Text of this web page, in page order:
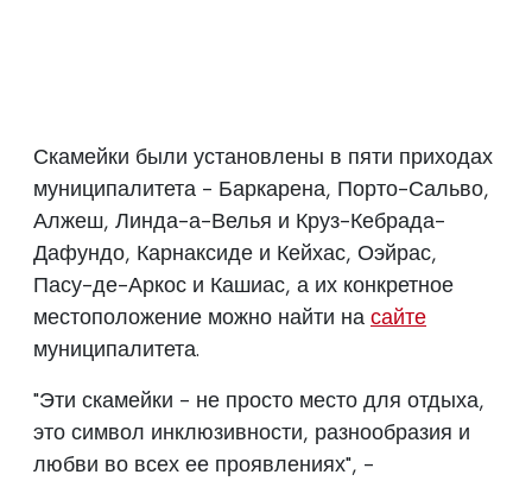
Скамейки были установлены в пяти приходах
муниципалитета - Баркарена, Порто-Сальво,
Алжеш, Линда-а-Велья и Круз-Кебрада-
Дафундо, Карнаксиде и Кейхас, Оэйрас,
Пасу-де-Аркос и Кашиас, а их конкретное
местоположение можно найти на сайте
муниципалитета.
"Эти скамейки - не просто место для отдыха,
это символ инклюзивности, разнообразия и
любви во всех ее проявлениях", -